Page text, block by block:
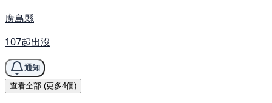
廣島縣
107起出沒
通知
查看全部 (更多4個)